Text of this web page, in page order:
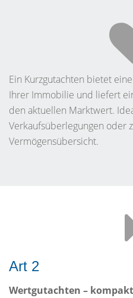
Ein Kurzgutachten bietet
Ihrer Immobilie und liefert
den aktuellen Marktwert.
Verkaufsüberlegungen oder
Vermögensübersicht.
Art 2
Wertgutachten –